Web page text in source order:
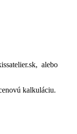
alebo
kalkuláciu.